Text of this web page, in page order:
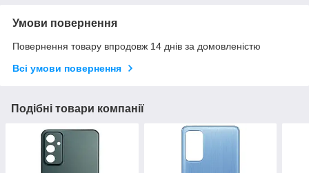
Умови повернення
Повернення товару впродовж 14 днів за домовленістю
Всі умови повернення
Подібні товари компанії